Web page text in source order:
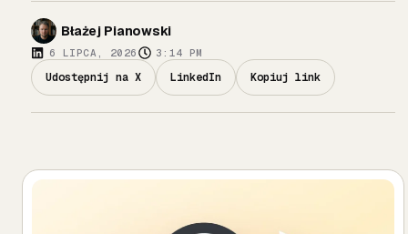
Błażej Pianowski
6 LIPCA, 2026 3:14 PM
Udostępnij na X LinkedIn Kopiuj link